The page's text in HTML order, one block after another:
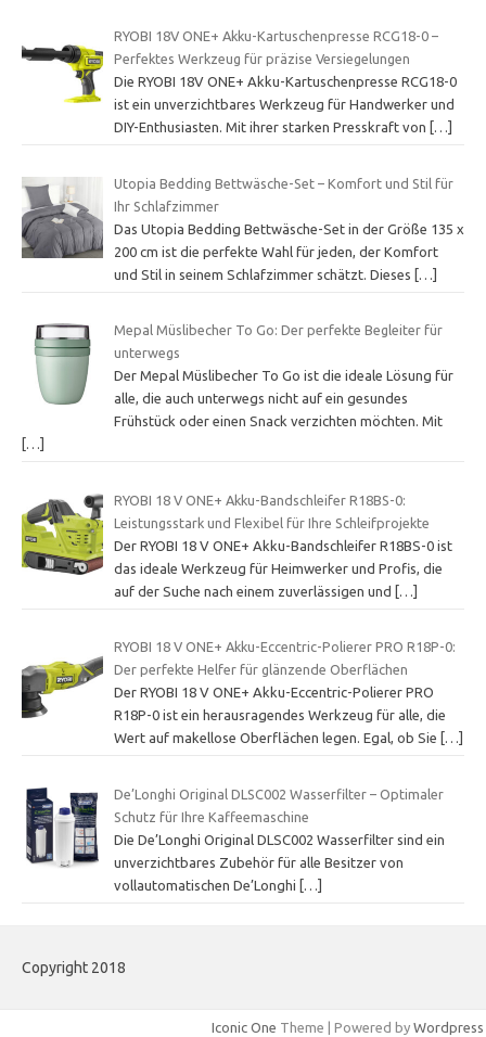
RYOBI 18V ONE+ Akku-Kartuschenpresse RCG18-0 –
Perfektes Werkzeug für präzise Versiegelungen
Die RYOBI 18V ONE+ Akku-Kartuschenpresse RCG18-0
ist ein unverzichtbares Werkzeug für Handwerker und
DIY-Enthusiasten. Mit ihrer starken Presskraft von
[…]
Utopia Bedding Bettwäsche-Set – Komfort und Stil für
Ihr Schlafzimmer
Das Utopia Bedding Bettwäsche-Set in der Größe 135 x
200 cm ist die perfekte Wahl für jeden, der Komfort
und Stil in seinem Schlafzimmer schätzt. Dieses
[…]
Mepal Müslibecher To Go: Der perfekte Begleiter für
unterwegs
Der Mepal Müslibecher To Go ist die ideale Lösung für
alle, die auch unterwegs nicht auf ein gesundes
Frühstück oder einen Snack verzichten möchten. Mit
[…]
RYOBI 18 V ONE+ Akku-Bandschleifer R18BS-0:
Leistungsstark und Flexibel für Ihre Schleifprojekte
Der RYOBI 18 V ONE+ Akku-Bandschleifer R18BS-0 ist
das ideale Werkzeug für Heimwerker und Profis, die
auf der Suche nach einem zuverlässigen und
[…]
RYOBI 18 V ONE+ Akku-Eccentric-Polierer PRO R18P-0:
Der perfekte Helfer für glänzende Oberflächen
Der RYOBI 18 V ONE+ Akku-Eccentric-Polierer PRO
R18P-0 ist ein herausragendes Werkzeug für alle, die
Wert auf makellose Oberflächen legen. Egal, ob Sie
[…]
De’Longhi Original DLSC002 Wasserfilter – Optimaler
Schutz für Ihre Kaffeemaschine
Die De’Longhi Original DLSC002 Wasserfilter sind ein
unverzichtbares Zubehör für alle Besitzer von
vollautomatischen De’Longhi
[…]
Copyright 2018
Iconic One Theme | Powered by Wordpress